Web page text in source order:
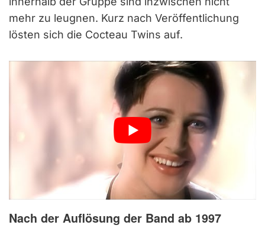
mehr zu leugnen. Kurz nach Veröffentlichung
lösten sich die Cocteau Twins auf.
Nach der Auflösung der Band ab 1997